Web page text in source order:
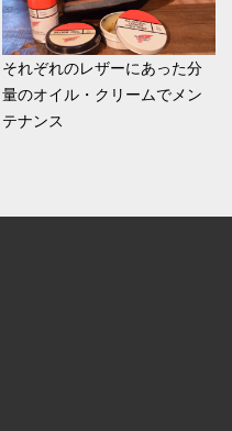
それぞれのレザーにあった分
量のオイル・クリームでメン
テナンス